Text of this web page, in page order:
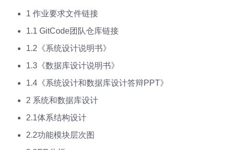
1 作业要求文件链接
1.1 GitCode团队仓库链接
1.2《系统设计说明书》
1.3《数据库设计说明书》
1.4《系统设计和数据库设计答辩PPT》
2 系统和数据库设计
2.1体系结构设计
2.2功能模块层次图